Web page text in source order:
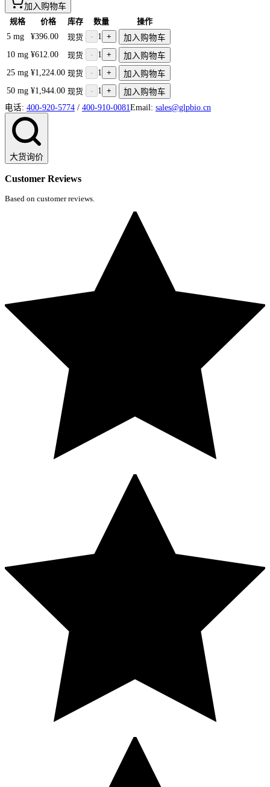
加入购物车
规格 价格 库存 数量
操作
5 mg
¥396.00 现货 - 1 +
加入购物车
10 mg ¥612.00 现货 - 1 +
加入购物车
25 mg ¥1,224.00 现货 - 1 +
加入购物车
50 mg ¥1,944.00 现货 - 1 +
加入购物车
电话: 400-920-5774 / 400-910-0081 Email: sales@glpbio.cn
大货询价
Customer Reviews
Based on customer reviews.